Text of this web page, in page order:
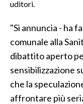
3 MINUTI CON
INSULARITÀ
INFO AZIENDE
uditori.
"Si annuncia - ha
comunale alla
dibattito aperto
sensibilizzazione
che la
affrontare più